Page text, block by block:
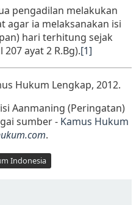
pengadilan melakukan
agar ia melaksanakan isi
hari terhitung sejak
ayat 2 R.Bg).[1]
Hukum Lengkap, 2012.
Aanmaning (Peringatan)
sumber - Kamus Hukum
.
Indonesia